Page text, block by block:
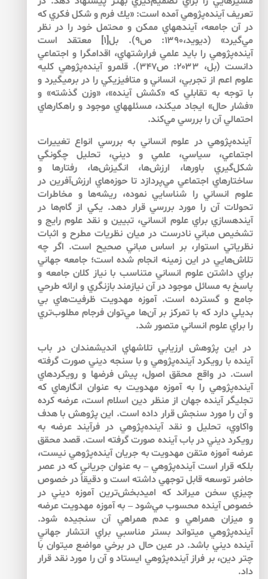
تعريف آينده‌پژوهي آمده است: «يك فرم و شكل فكري كه
در آن جامعه، آينده­هاي ممكن و محتمل خود را در نظر
مي‌گيرد» (ديويد،۱۳۹۰: ص۹). بل[۱] معتقد است
آينده‌پژوهي را بايد علمي فرارشته­اي، اقدام­گرا و اجتماعي
دانست (بل، ۲۰۳۳: ص۳۴۷). قلمرو آينده‌پژوهي كليه
علوم اعم از تجربي، انساني و متافيزيكي را در برمي­گيرد و
با توجه به تقابلي كه «كشش آينده»، «وزن گذشته» و
«فشار حال» ايجاد مي­كند، مسئله­هاي موجود و راهكارهاي
احتمالي آن را بررسي مي‌كند.
آينده‌پژوهي در علوم انساني به بررسي انواع تغييرات
اجتماعي، سياسي، علمي و ديني، تحليل چگونگي
شكل‌گيري باورها، ارزش‌ها، انگيزش‌ها، رفتارها و
ساختارهاي اجتماعي مي‌پردازد تا حوزه‌هاي ارزش‌آفرين در
علوم انساني را شناسايي نموده، ريشه‌ها و مخاطرات
تحولات آن را مورد بررسي قرار دهد. يكي از گام‌ها در
آينده­سازي براي علوم انساني، تبيين و نقد علوم رايج و
تشخيص مباني نادرست در ميان نظريات مطرح و اثبات
نظرياتي استوار، بر اساس مباني صحيح است. اگر چه
تلاش‌هايي در اين زمينه انجام شده است؛ جامعه جهاني
براي داشتن علوم انساني متناسب با نياز كلان جامعه و
پاسخ به مسائل موجود در آن نيازمند بازنگري و ارائه طرحي
جامع و گسترده‌ است. آموزه مهدويت ظرفيت‌هاي بي
بديلي دارد كه با تمركز بر آن‌ها مي‌توان فرجام مطلوب‌تري
را براي علوم انساني متصور شد.
در اين پژوهش ارزيابي تلاش­هاي انديشمندان در باب
آينده با رويكرد آينده‌پژوهي و با سنجه ديني صورت گرفته
است. در واقع محقق اصول، پيش فرض­ها و رويكردهاي
آينده‌پژوهي را به آموزه مهدويت به عنوان انگاره­اي كه
تجلي­گر آينده جهان از منظر دين اسلام است، عرضه كرده
و آن را مورد سنجش قرار داده است. اين پژوهش با هدف
واكاوي، تحليل و نقد آينده‌پژوهي در فرآيند عرضه به
رويكرد ديني در باب آينده صورت گرفته است. قصد محقق
عرضه آموزه متقن مهدويت به جريان آينده‌پژوهي نيست،
بلكه قرار است آينده‌پژوهي – به عنوان جرياني كه در عصر
حاضر توسعه قابل توجهي داشته است و دقيقاً در خصوص
چيزي سخن مي­راند كه اميدبخش‌ترين آموزه ديني در
خصوص آينده محسوب مي‌شود – به آموزه مهدويت عرضه
و ميزان همراهي و عدم همراهي آن سنجيده شود.
آينده‌پژوهي مي­تواند بستر مناسبي براي انتشار جهانيِ
آينده ديني باشد. در عين حال در برخي مواضع مي­توان با
چتر دين، بر فراز آينده‌پژوهي ايستاد و آن را مورد نقد قرار
داد.